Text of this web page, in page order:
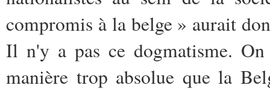
compromis à la belge » aurait
Il n'y a pas ce dogmatisme.
manière trop absolue que la